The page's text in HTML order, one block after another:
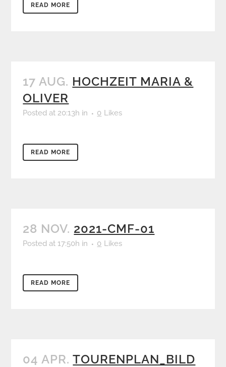
READ MORE
17 AUG. HOCHZEIT MARIA &
OLIVER
Posted at 20:13h in 0 Likes
READ MORE
28 NOV. 2021-CMF-01
Posted at 17:50h in 0 Likes
READ MORE
04 APR. TOURENPLAN_BILD